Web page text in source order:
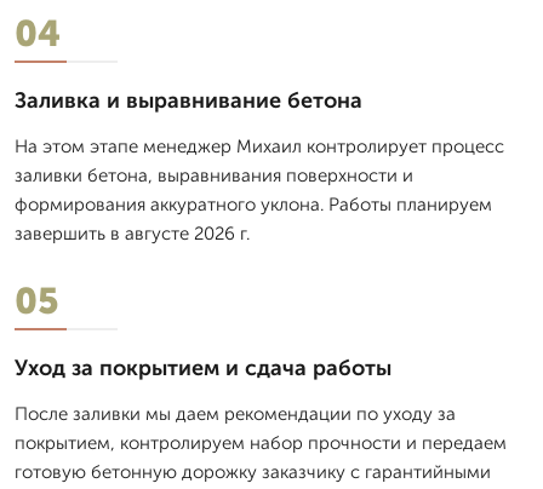
04
Заливка и выравнивание бетона
На этом этапе менеджер Михаил контролирует процесс
заливки бетона, выравнивания поверхности и
формирования аккуратного уклона. Работы планируем
завершить в августе 2026 г.
05
Уход за покрытием и сдача работы
После заливки мы даем рекомендации по уходу за
покрытием, контролируем набор прочности и передаем
готовую бетонную дорожку заказчику с гарантийными